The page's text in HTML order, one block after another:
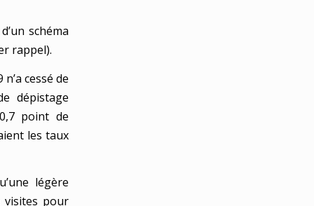
schéma
rappel).
cessé de
dépistage
point de
les taux
légère
visites pour